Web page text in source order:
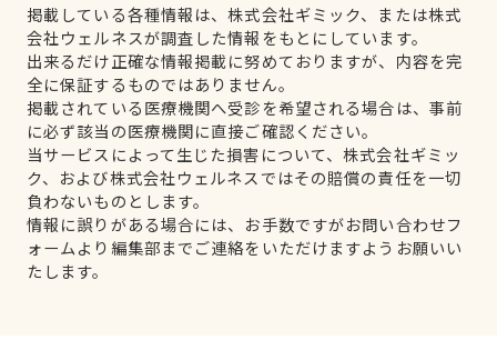
掲載している各種情報は、株式会社ギミック、または株式
会社ウェルネスが調査した情報をもとにしています。
出来るだけ正確な情報掲載に努めておりますが、内容を完
全に保証するものではありません。
掲載されている医療機関へ受診を希望される場合は、事前
に必ず該当の医療機関に直接ご確認ください。
当サービスによって生じた損害について、株式会社ギミッ
ク、および株式会社ウェルネスではその賠償の責任を一切
負わないものとします。
情報に誤りがある場合には、お手数ですがお問い合わせフ
ォームより編集部までご連絡をいただけますようお願いい
たします。